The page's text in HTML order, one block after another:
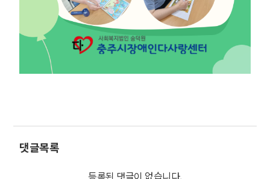
댓글목록
등록된 댓글이 없습니다.